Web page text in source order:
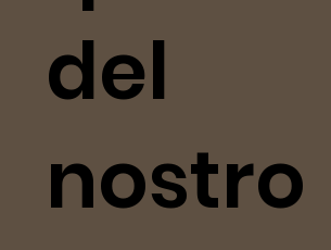
del
nostro